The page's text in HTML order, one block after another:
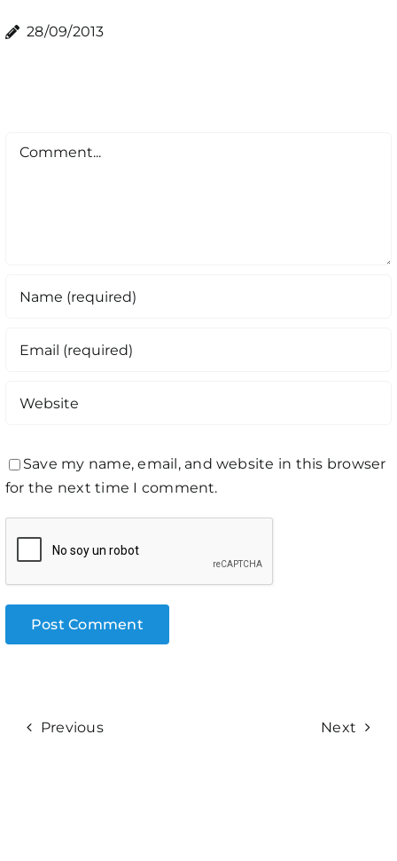
28/09/2013
Comment
Save my name, email, and website in this browser
for the next time I comment.
Previous Next